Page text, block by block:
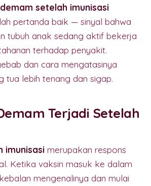
demam setelah imunisasi
pertanda baik — sinyal bahwa
tubuh anak sedang aktif bekerja
terhadap penyakit.
dan cara mengatasinya
tua lebih tenang dan sigap.
Terjadi Setelah
imunisasi merupakan respons
Ketika vaksin masuk ke dalam
mengenalinya dan mulai